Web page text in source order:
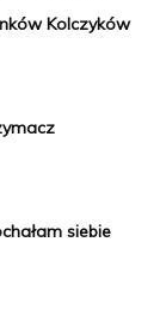
Kolczyków
siebie